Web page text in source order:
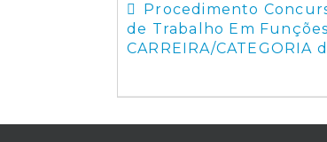
Procedimento
de Trabalho Em
CARREIRA/CATEGORIA